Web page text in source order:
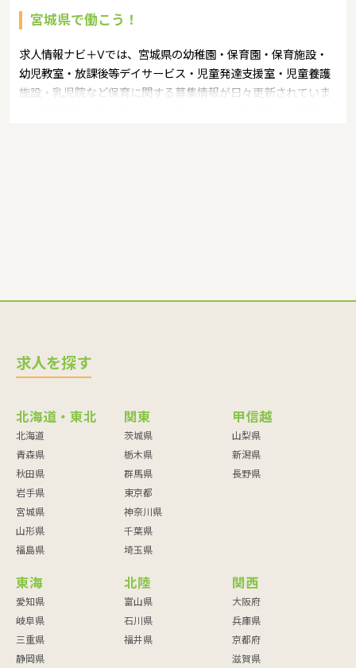
宮城県で働こう！
求人情報ナビ＋Vでは、宮城県の幼稚園・保育園・保育施設・
幼児教室・放課後等デイサービス・児童発達支援室・児童養護
施設・乳児院など保育に関する募集情報が日々更新されていま
求人を探す
北海道・東北
北海道
青森県
秋田県
岩手県
宮城県
山形県
福島県
関東
茨城県
栃木県
群馬県
東京都
神奈川県
千葉県
埼玉県
甲信越
山梨県
新潟県
長野県
東海
愛知県
岐阜県
三重県
静岡県
北陸
富山県
石川県
福井県
関西
大阪府
兵庫県
京都府
滋賀県